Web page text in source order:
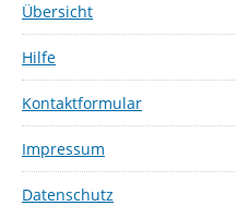
Übersicht
Hilfe
Kontaktformular
Impressum
Datenschutz